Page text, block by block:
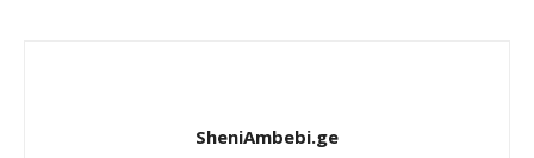
SheniAmbebi.ge